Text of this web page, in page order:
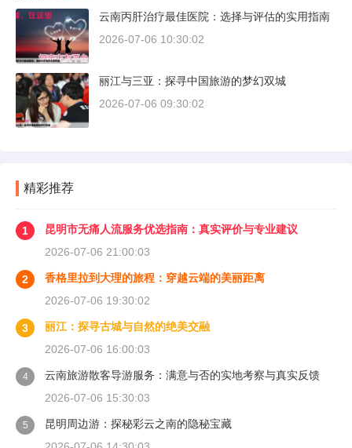
云南丙肝治疗最佳医院：选择与评估的实用指南
2026-07-06 10:30:02
丽江与三亚：探寻中国旅游的梦幻双城
2026-07-06 09:30:02
精彩推荐
1
昆明市无痛人流服务优选指南：真实评价与专业建议
2026-07-06 21:00:03
2
香格里拉到大理的旅程：穿越云端的美丽距离
2026-07-06 19:30:02
3
丽江：探寻古城与自然的绝美交融
2026-07-06 16:00:03
4
云南旅游散客导游服务：满意与否的实地考察与真实反馈
2026-07-06 15:30:03
5
昆明周边游：探秘彩云之南的隐秘宝藏